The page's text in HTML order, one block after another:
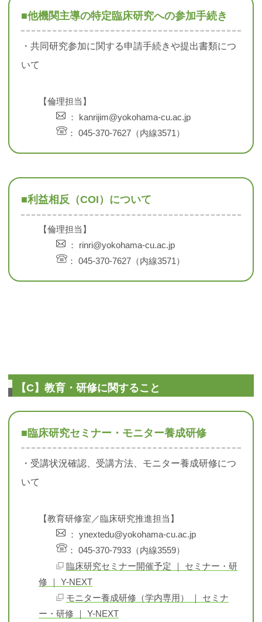
■他機関主導の特定臨床研究への参加手続き
・共同研究参加に関する申請手続きや提出書類につ
いて
【倫理担当】
： kanrijim@yokohama-cu.ac.jp
： 045-370-7627（内線3571）
■利益相反（COI）について
【倫理担当】
： rinri@yokohama-cu.ac.jp
： 045-370-7627（内線3571）
【C】教育・研修に関すること
■臨床研究セミナー・モニター養成研修
・受講状況確認、受講方法、モニター養成研修につ
いて
【教育研修室／臨床研究推進担当】
： ynextedu@yokohama-cu.ac.jp
： 045-370-7933（内線3559）
臨床研究セミナー開催予定 ｜ セミナー・研
修 ｜ Y-NEXT
モニター養成研修（学内専用） ｜ セミナ
ー・研修 ｜ Y-NEXT